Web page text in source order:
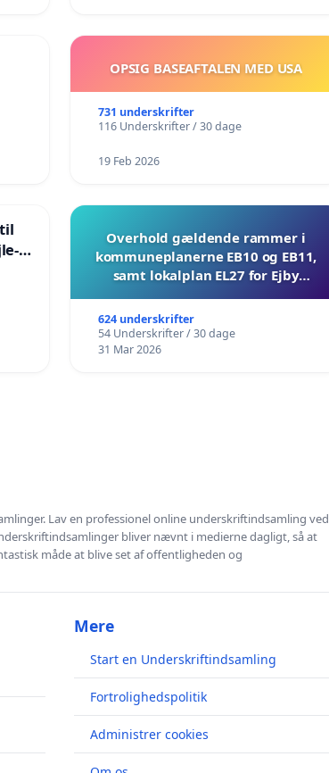
OPSIG BASEAFTALEN MED USA
731 underskrifter
116 Underskrifter / 30 dage
19 Feb 2026
Overhold gældende rammer i
kommuneplanerne EB10 og EB11,
samt lokalplan EL27 for Ejby
624 underskrifter
54 Underskrifter / 30 dage
31 Mar 2026
Lav en professionel online underskriftindsamling ved
bliver nævnt i medierne dagligt, så at
måde at blive set af offentligheden og
Mere
Start en Underskriftindsamling
Fortrolighedspolitik
Administrer cookies